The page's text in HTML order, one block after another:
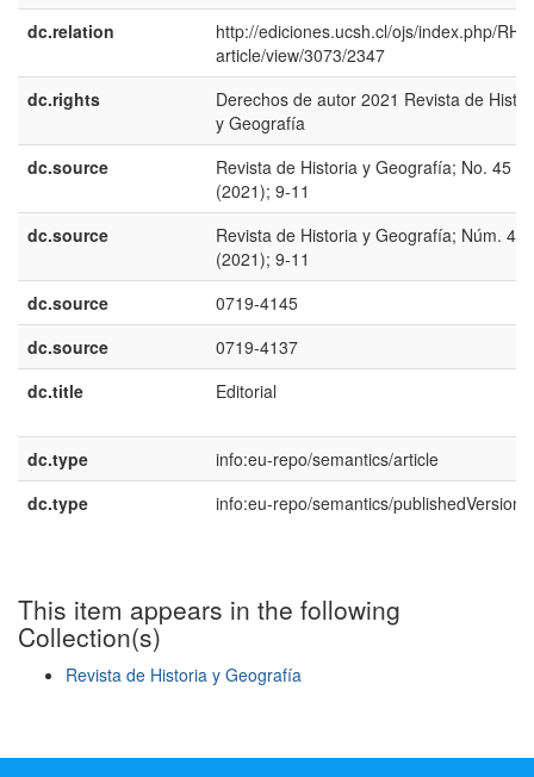
dc.relation
http://ediciones.ucsh.cl/ojs/index.php/
article/view/3073/2347
dc.rights
Derechos de autor 2021 Revista de
y Geografí­a
dc.source
Revista de Historia y Geografí­a; No. 45
(2021); 9-11
dc.source
Revista de Historia y Geografí­a; Núm. 45
(2021); 9-11
dc.source
0719-4145
dc.source
0719-4137
dc.title
Editorial
dc.type
info:eu-repo/semantics/article
dc.type
info:eu-repo/semantics/publishedVersion
This item appears in the following
Collection(s)
Revista de Historia y Geografía